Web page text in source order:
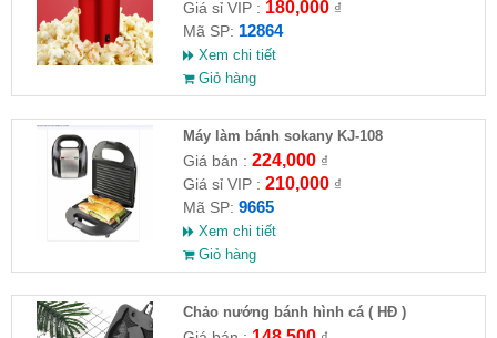
Giá sỉ VIP : 180,000₫
Mã SP: 12864
Xem chi tiết
Giỏ hàng
Máy làm bánh sokany KJ-108
Giá bán : 224,000₫
Giá sỉ VIP : 210,000₫
Mã SP: 9665
Xem chi tiết
Giỏ hàng
Chảo nướng bánh hình cá ( HĐ )